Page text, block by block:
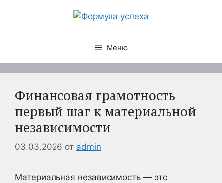
Меню
Финансовая грамотность
первый шаг к материальной
независимости
03.03.2026 от admin
Материальная независимость — это